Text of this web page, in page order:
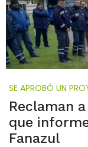
SE APROBÓ UN
Reclaman
que
Fanazul